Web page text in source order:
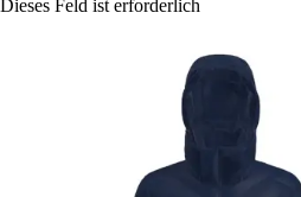
Dieses Feld ist erforderlich